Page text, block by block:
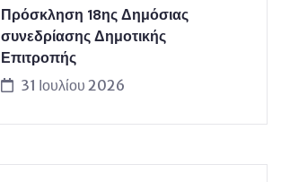
Πρόσκληση 18ης Δημόσιας
συνεδρίασης Δημοτικής
Επιτροπής
31 Ιουλίου 2026